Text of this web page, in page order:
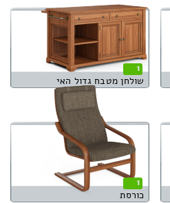
1
שולחן מטבח גדול האי
1
כורסת